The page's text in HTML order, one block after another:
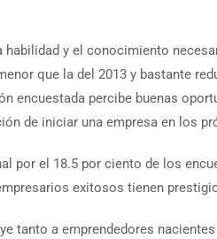
y el conocimiento
que la del 2013 y bastante
percibe buenas
de iniciar una empresa en los
por el 18.5 por ciento de los
exitosos tienen
tanto a emprendedores